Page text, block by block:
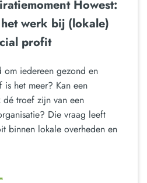
Howest:
werk bij (lokale)
profit
om iedereen gezond en
het meer? Kan een
troef zijn van een
Die vraag leeft
binnen lokale overheden en